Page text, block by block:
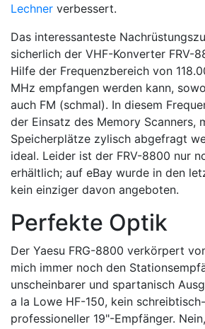
Lechner verbessert.
Das interessanteste
sicherlich der VHF-Konverter FRV-
Hilfe der Frequenzbereich von
MHz empfangen werden kann,
auch FM (schmal). In diesem
der Einsatz des Memory Scanners,
Speicherplätze zylisch abgefragt
ideal. Leider ist der FRV-8800 nur
erhältlich; auf eBay wurde in den
kein einziger davon angeboten.
Perfekte Optik
Der Yaesu FRG-8800 verkörpert
mich immer noch den
unscheinbarer und spartanisch
a la Lowe HF-150, kein
professioneller 19"-Empfänger.